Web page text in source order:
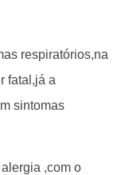
respiratórios,na
fatal,já a
sintomas
,com o